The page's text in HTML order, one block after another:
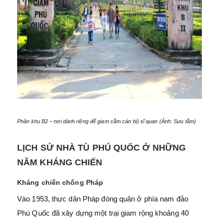
Phân khu B2 – nơi dành riêng để giam cầm cán bộ sĩ quan (Ảnh: Sưu tầm)
LỊCH SỬ NHÀ TÙ PHÚ QUỐC Ở NHỮNG
NĂM KHÁNG CHIẾN
Kháng chiến chống Pháp
Vào 1953, thực dân Pháp đóng quân ở phía nam đảo
Phú Quốc đã xây dựng một trại giam rộng khoảng 40